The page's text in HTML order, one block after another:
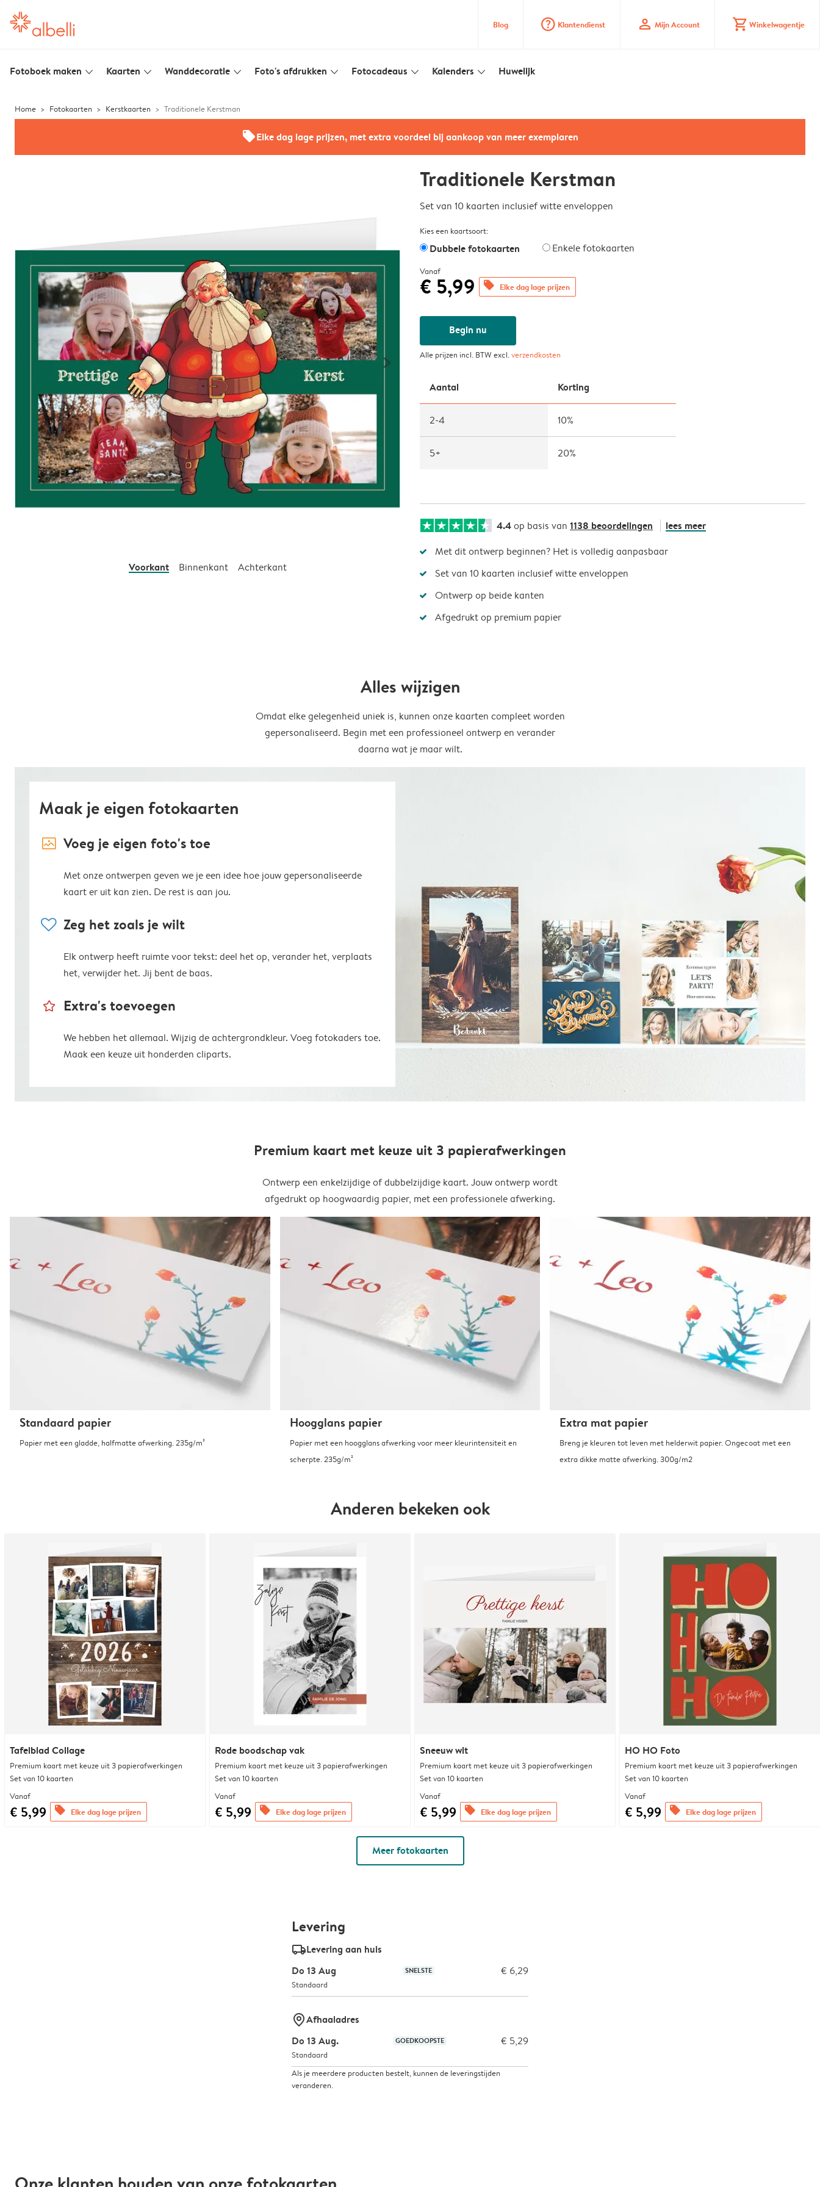
Blog question_mark_circle Klantendienst profile Mijn Account shopping_cart Winkelwagentje
Fotoboek maken slim_arrow_down Kaarten slim_arrow_down Wanddecoratie slim_arrow_down Foto's afdrukken slim_arrow_down Fotocadeaus slim_arrow_down Kalenders slim_arrow_down Huwelijk
Home Fotokaarten Kerstkaarten Traditionele Kerstman
offersElke dag lage prijzen, met extra voordeel bij aankoop van meer exemplaren
Voorkant Binnenkant Achterkant
Traditionele Kerstman
Set van 10 kaarten inclusief witte enveloppen
Kies een kaartsoort:
Dubbele fotokaarten Enkele fotokaarten
Vanaf
€ 5,99 offers Elke dag lage prijzen
Begin nu
Alle prijzen incl. BTW excl.verzendkosten
Aantal Korting
2-4 10%
5+ 20%
4.4op basis van 1138 beoordelingen lees meer
Met dit ontwerp beginnen? Het is volledig aanpasbaar
Set van 10 kaarten inclusief witte enveloppen
Ontwerp op beide kanten
Afgedrukt op premium papier
Alles wijzigen
Omdat elke gelegenheid uniek is, kunnen onze kaarten compleet worden
gepersonaliseerd. Begin met een professioneel ontwerp en verander
daarna wat je maar wilt.
Maak je eigen fotokaarten
image_placeholder Voeg je eigen foto's toe
Met onze ontwerpen geven we je een idee hoe jouw gepersonaliseerde
kaart er uit kan zien. De rest is aan jou.
heart Zeg het zoals je wilt
Elk ontwerp heeft ruimte voor tekst: deel het op, verander het, verplaats
het, verwijder het. Jij bent de baas.
star_outline Extra's toevoegen
We hebben het allemaal. Wijzig de achtergrondkleur. Voeg fotokaders toe.
Maak een keuze uit honderden cliparts.
Premium kaart met keuze uit 3 papierafwerkingen
Ontwerp een enkelzijdige of dubbelzijdige kaart. Jouw ontwerp wordt
afgedrukt op hoogwaardig papier, met een professionele afwerking.
Standaard papier
Papier met een gladde, halfmatte afwerking. 235g/m²
Hoogglans papier
Papier met een hoogglans afwerking voor meer kleurintensiteit en
scherpte. 235g/m²
Extra mat papier
Breng je kleuren tot leven met helderwit papier. Ongecoat met een
extra dikke matte afwerking. 300g/m2
Anderen bekeken ook
Tafelblad Collage
Premium kaart met keuze uit 3 papierafwerkingen
Set van 10 kaarten
Vanaf
€ 5,99 offers Elke dag lage prijzen
Rode boodschap vak
Premium kaart met keuze uit 3 papierafwerkingen
Set van 10 kaarten
Vanaf
€ 5,99 offers Elke dag lage prijzen
Sneeuw wit
Premium kaart met keuze uit 3 papierafwerkingen
Set van 10 kaarten
Vanaf
€ 5,99 offers Elke dag lage prijzen
HO HO Foto
Premium kaart met keuze uit 3 papierafwerkingen
Set van 10 kaarten
Vanaf
€ 5,99 offers Elke dag lage prijzen
Meer fotokaarten
Levering
delivery_standard_v2Levering aan huis
Do 13 Aug
SNELSTE € 6,29
Standaard
marker-pinAfhaaladres
Do 13 Aug.
GOEDKOOPSTE € 5,29
Standaard
Als je meerdere producten bestelt, kunnen de leveringstijden
veranderen.